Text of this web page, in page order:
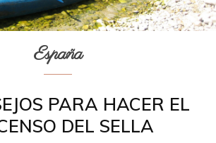
España
PARA HACER EL
DEL SELLA